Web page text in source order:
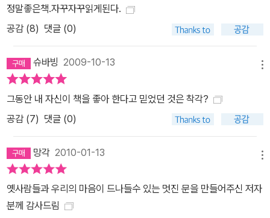
정말좋은책.자꾸자꾸읽게된다.
공감 (8) 댓글 (0)
슈바빙 2009-10-13
그동안 내 자신이 책을 좋아 한다고 믿었던 것은 착각?
공감 (7) 댓글 (0)
망각 2010-01-13
옛사람들과 우리의 마음이 드나들수 있는 멋진 문을 만들어주신 저자
분께 감사드림